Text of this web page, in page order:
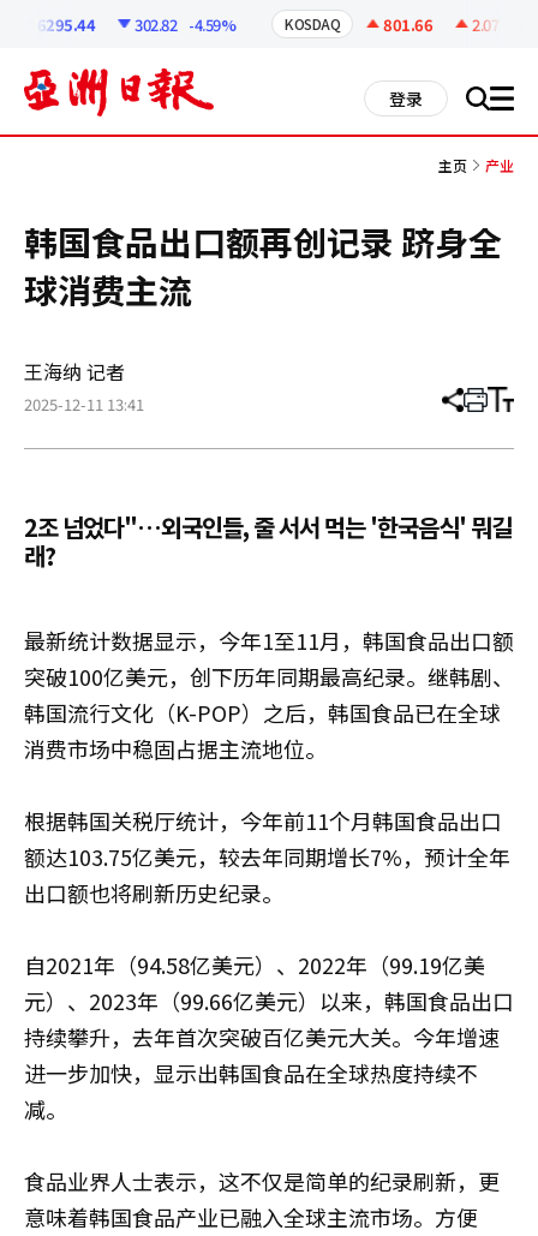
6295.44 302.82 -4.59% KOSDAQ 801.66 2.07
登录 搜 all
主页 产业
韩国食品出口额再创记录 跻身全
球消费主流
王海纳 记者
2025-12-11 13:41 分
章
打 调
小
2조 넘었다"…외국인들, 줄 서서 먹는 '한국음식' 뭐길
래?
最新统计数据显示，今年1至11月，韩国食品出口额
突破100亿美元，创下历年同期最高纪录。继韩剧、
韩国流行文化（K-POP）之后，韩国食品已在全球
消费市场中稳固占据主流地位。
根据韩国关税厅统计，今年前11个月韩国食品出口
额达103.75亿美元，较去年同期增长7%，预计全年
出口额也将刷新历史纪录。
自2021年（94.58亿美元）、2022年（99.19亿美
元）、2023年（99.66亿美元）以来，韩国食品出口
持续攀升，去年首次突破百亿美元大关。今年增速
进一步加快，显示出韩国食品在全球热度持续不
减。
食品业界人士表示，这不仅是简单的纪录刷新，更
意味着韩国食品产业已融入全球主流市场。方便